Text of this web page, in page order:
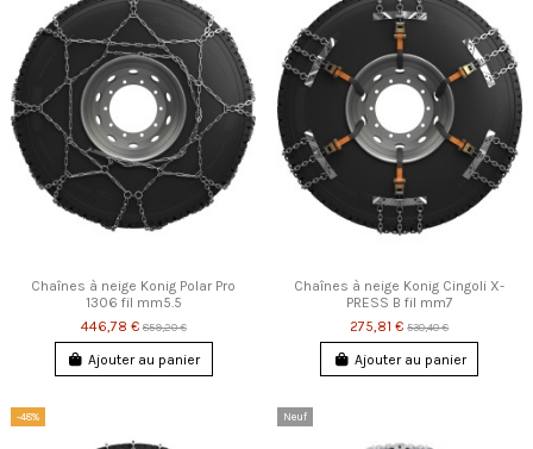
Chaînes à neige Konig Polar Pro
1306 fil mm5.5
446,78 €859,20 €
Ajouter au panier
Chaînes à neige Konig Cingoli X-
PRESS B fil mm7
275,81 €530,40 €
Ajouter au panier
-48% Neuf